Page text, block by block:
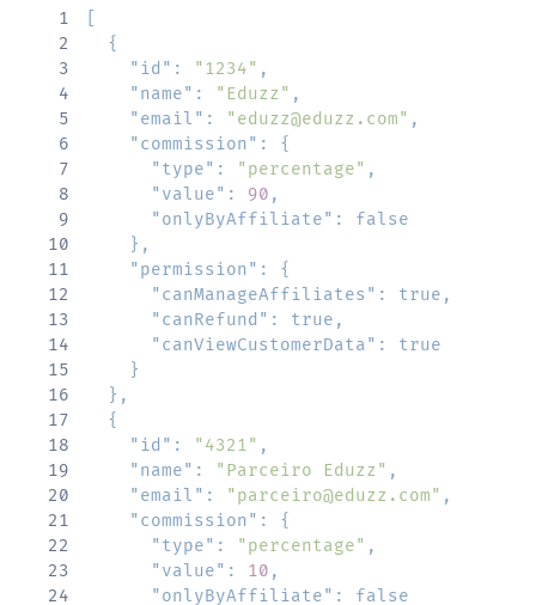
1
2
{
3
"id" : "1234" ,
4
"name" : "Eduzz" ,
5
"email" : "eduzz@eduzz.com" ,
6
"commission" :
{
7
"type" : "percentage" ,
8
"value" : 90 ,
9
"onlyByAffiliate" :
false
10
} ,
11
"permission" :
{
12
"canManageAffiliates" : true ,
13
"canRefund" : true ,
14
"canViewCustomerData" :
true
15
}
16
} ,
17
{
18
"id" : "4321" ,
19
"name" : "Parceiro Eduzz" ,
20
"email" : "parceiro@eduzz.com" ,
21
"commission" :
{
22
"type" : "percentage" ,
23
"value" : 10 ,
24
"onlyByAffiliate" :
false